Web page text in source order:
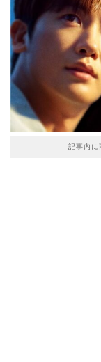
記事内に